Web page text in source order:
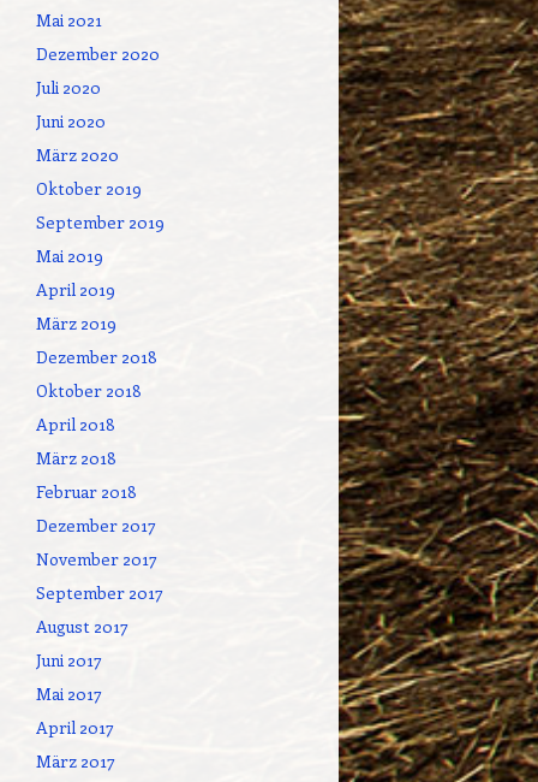
Mai 2021
Dezember 2020
Juli 2020
Juni 2020
März 2020
Oktober 2019
September 2019
Mai 2019
April 2019
März 2019
Dezember 2018
Oktober 2018
April 2018
März 2018
Februar 2018
Dezember 2017
November 2017
September 2017
August 2017
Juni 2017
Mai 2017
April 2017
März 2017